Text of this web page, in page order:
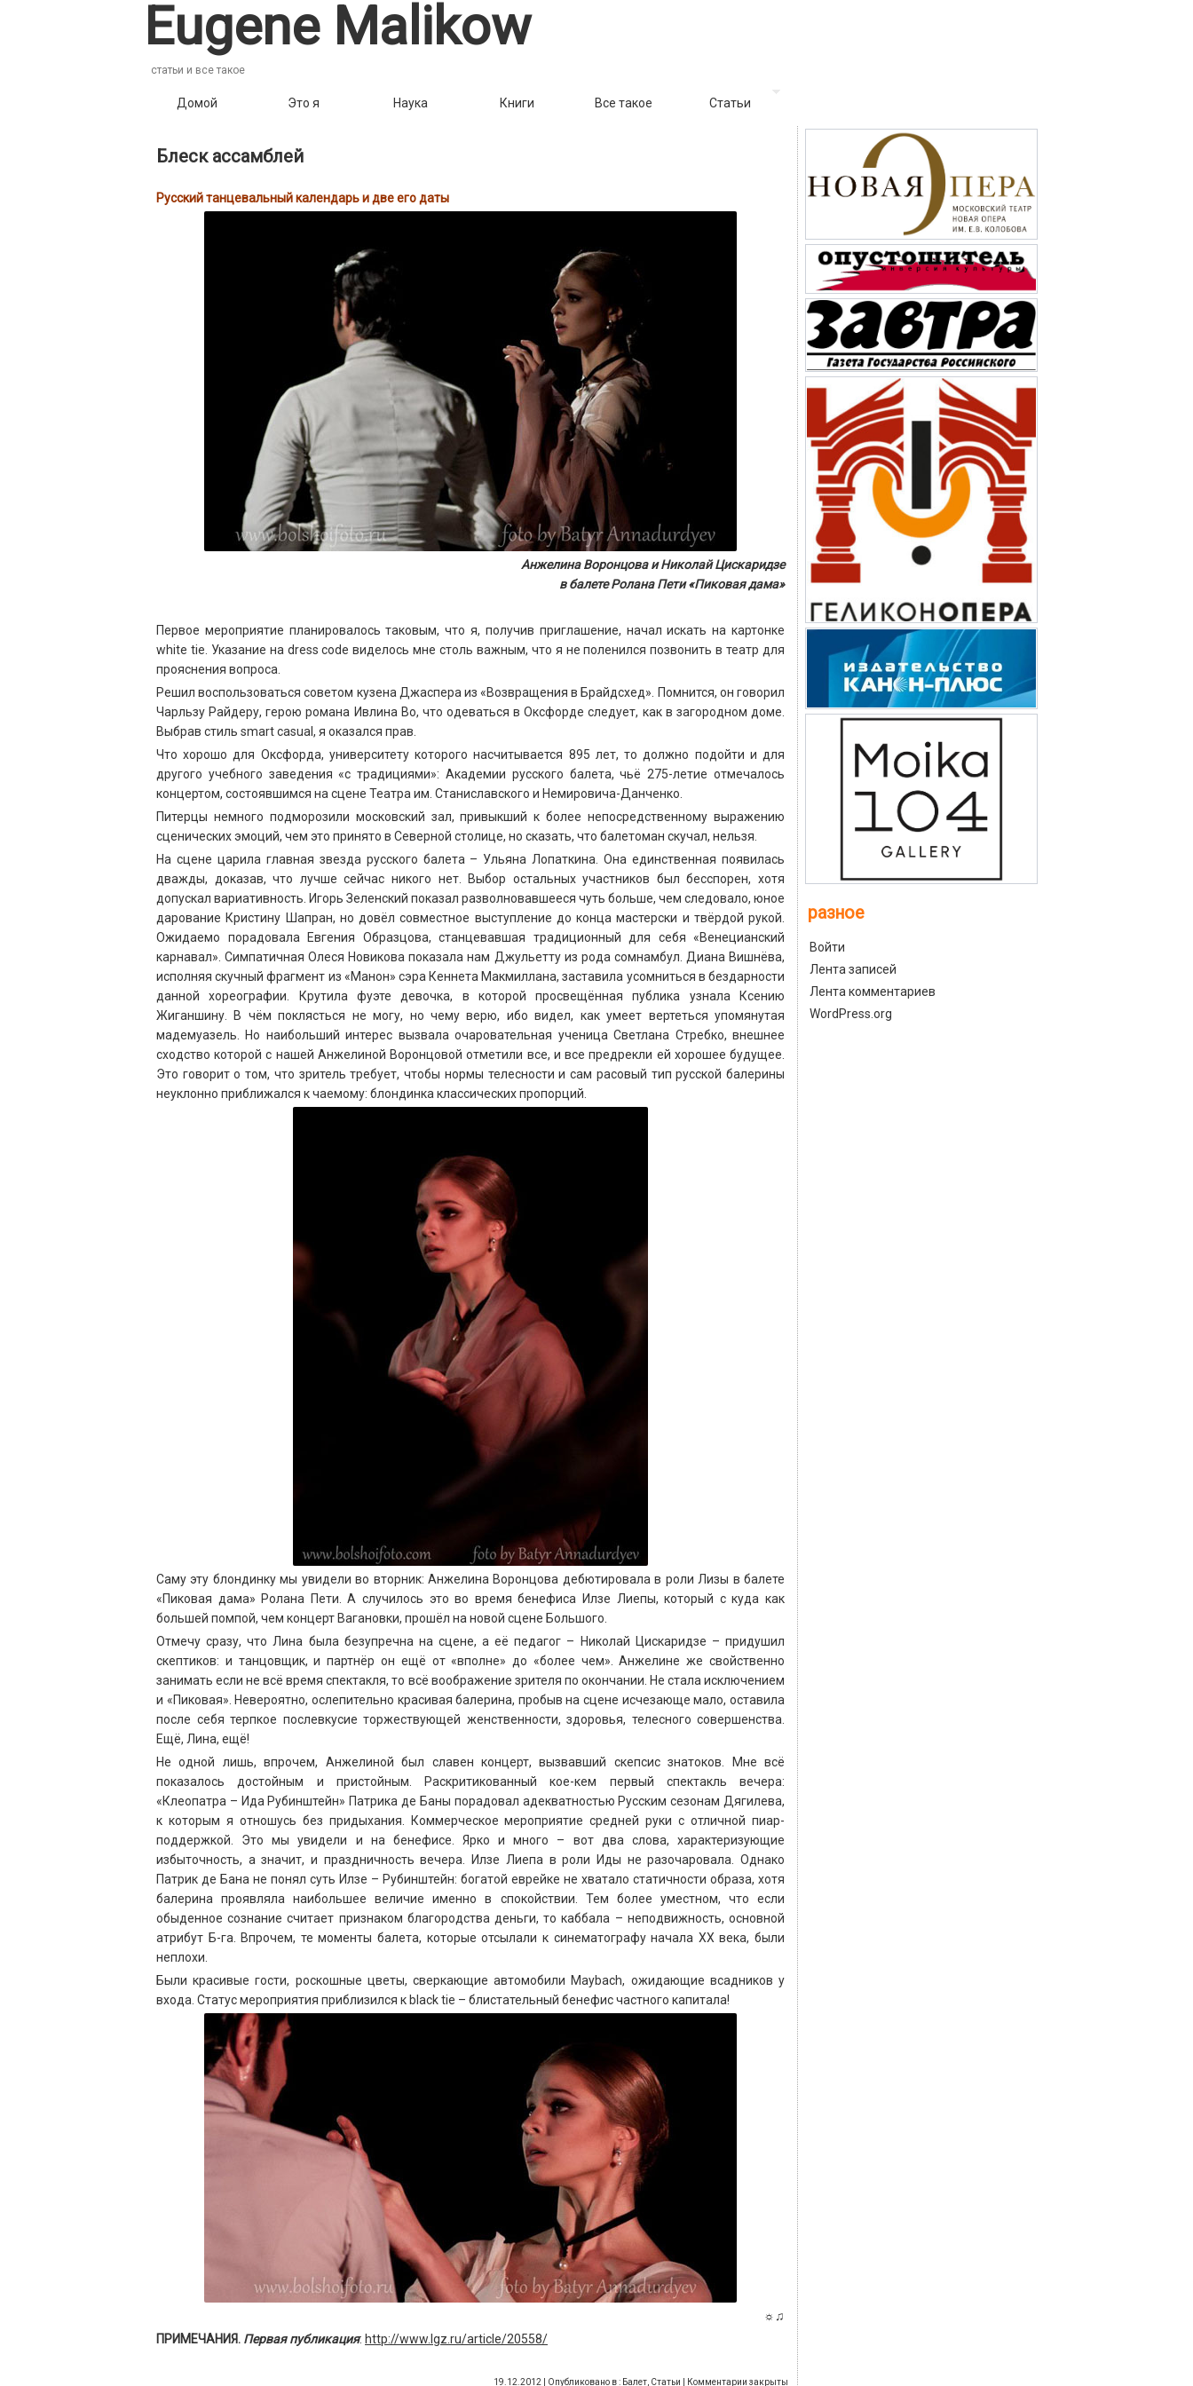
Домой Это я Наука Книги Все такое Статьи
Eugene Malikow
статьи и все такое
Блеск ассамблей
Русский танцевальный календарь и две его даты
Анжелина Воронцова и Николай Цискаридзе
в балете Ролана Пети «Пиковая дама»
Первое мероприятие планировалось таковым, что я, получив приглашение, начал искать на картонке
white tie. Указание на dress code виделось мне столь важным, что я не поленился позвонить в театр для
прояснения вопроса.
Решил воспользоваться советом кузена Джаспера из «Возвращения в Брайдсхед». Помнится, он говорил
Чарльзу Райдеру, герою романа Ивлина Во, что одеваться в Оксфорде следует, как в загородном доме.
Выбрав стиль smart casual, я оказался прав.
Что хорошо для Оксфорда, университету которого насчитывается 895 лет, то должно подойти и для
другого учебного заведения «с традициями»: Академии русского балета, чьё 275-летие отмечалось
концертом, состоявшимся на сцене Театра им. Станиславского и Немировича-Данченко.
Питерцы немного подморозили московский зал, привыкший к более непосредственному выражению
сценических эмоций, чем это принято в Северной столице, но сказать, что балетоман скучал, нельзя.
На сцене царила главная звезда русского балета – Ульяна Лопаткина. Она единственная появилась
дважды, доказав, что лучше сейчас никого нет. Выбор остальных участников был бесспорен, хотя
допускал вариативность. Игорь Зеленский показал разволновавшееся чуть больше, чем следовало, юное
дарование Кристину Шапран, но довёл совместное выступление до конца мастерски и твёрдой рукой.
Ожидаемо порадовала Евгения Образцова, станцевавшая традиционный для себя «Венецианский
карнавал». Симпатичная Олеся Новикова показала нам Джульетту из рода сомнамбул. Диана Вишнёва,
исполняя скучный фрагмент из «Манон» сэра Кеннета Макмиллана, заставила усомниться в бездарности
данной хореографии. Крутила фуэте девочка, в которой просвещённая публика узнала Ксению
Жиганшину. В чём поклясться не могу, но чему верю, ибо видел, как умеет вертеться упомянутая
мадемуазель. Но наибольший интерес вызвала очаровательная ученица Светлана Стребко, внешнее
сходство которой с нашей Анжелиной Воронцовой отметили все, и все предрекли ей хорошее будущее.
Это говорит о том, что зритель требует, чтобы нормы телесности и сам расовый тип русской балерины
неуклонно приближался к чаемому: блондинка классических пропорций.
Саму эту блондинку мы увидели во вторник: Анжелина Воронцова дебютировала в роли Лизы в балете
«Пиковая дама» Ролана Пети. А случилось это во время бенефиса Илзе Лиепы, который с куда как
большей помпой, чем концерт Вагановки, прошёл на новой сцене Большого.
Отмечу сразу, что Лина была безупречна на сцене, а её педагог – Николай Цискаридзе – придушил
скептиков: и танцовщик, и партнёр он ещё от «вполне» до «более чем». Анжелине же свойственно
занимать если не всё время спектакля, то всё воображение зрителя по окончании. Не стала исключением
и «Пиковая». Невероятно, ослепительно красивая балерина, пробыв на сцене исчезающе мало, оставила
после себя терпкое послевкусие торжествующей женственности, здоровья, телесного совершенства.
Ещё, Лина, ещё!
Не одной лишь, впрочем, Анжелиной был славен концерт, вызвавший скепсис знатоков. Мне всё
показалось достойным и пристойным. Раскритикованный кое-кем первый спектакль вечера:
«Клеопатра – Ида Рубинштейн» Патрика де Баны порадовал адекватностью Русским сезонам Дягилева,
к которым я отношусь без придыхания. Коммерческое мероприятие средней руки с отличной пиар-
поддержкой. Это мы увидели и на бенефисе. Ярко и много – вот два слова, характеризующие
избыточность, а значит, и праздничность вечера. Илзе Лиепа в роли Иды не разочаровала. Однако
Патрик де Бана не понял суть Илзе – Рубинштейн: богатой еврейке не хватало статичности образа, хотя
балерина проявляла наибольшее величие именно в спокойствии. Тем более уместном, что если
обыденное сознание считает признаком благородства деньги, то каббала – неподвижность, основной
атрибут Б-га. Впрочем, те моменты балета, которые отсылали к синематографу начала ХХ века, были
неплохи.
Были красивые гости, роскошные цветы, сверкающие автомобили Maybach, ожидающие всадников у
входа. Статус мероприятия приблизился к black tie – блистательный бенефис частного капитала!
☼♫
ПРИМЕЧАНИЯ. Первая публикация: http://www.lgz.ru/article/20558/
19.12.2012 | Опубликовано в : Балет Статьи Комментарии закрыты
разное
Войти
Лента записей
Лента комментариев
WordPress.org